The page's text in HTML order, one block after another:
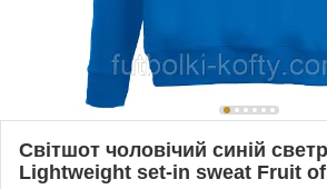
Світшот чоловічий синій
Lightweight set-in sweat Fruit